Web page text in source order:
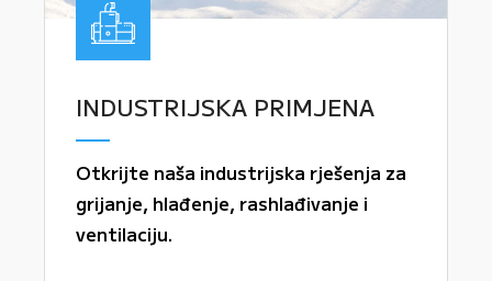
INDUSTRIJSKA PRIMJENA
Otkrijte naša industrijska rješenja za
grijanje, hlađenje, rashlađivanje i
ventilaciju.